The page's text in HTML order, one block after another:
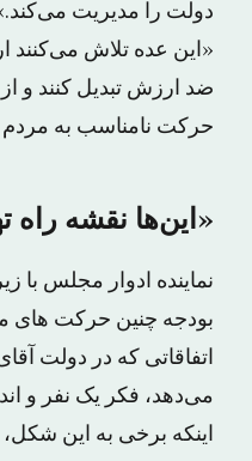
دولت را مدیریت
«این عده تلاش می‌کنند
ضد ارزش تبدیل کنند و
حرکت نامناسب به مردم
«این‌ها نقشه راه
نماینده ادوار مجلس با
بودجه چنین حرکت های
اتفاقاتی که در دولت
می‌دهد، فکر یک نفر و
اینکه برخی به این